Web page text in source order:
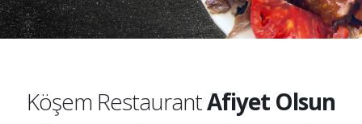
Köşem RestaurantAfiyet Olsun